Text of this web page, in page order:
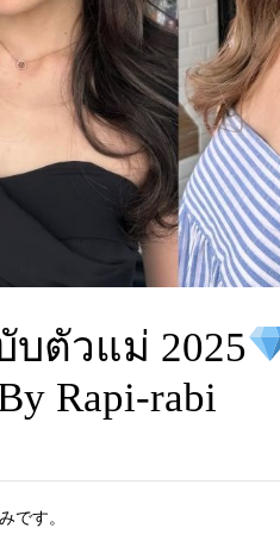
ตัวแม่ 2025
Rapi-rabi
です。